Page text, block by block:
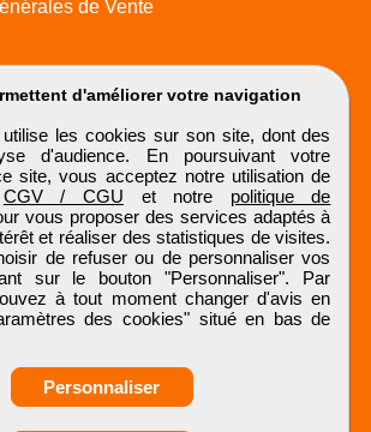
d'améliorer votre navigation
les cookies sur son site, dont des
d'audience. En poursuivant votre
site, vous acceptez notre utilisation de
CGV / CGU et notre politique de
vous proposer des services adaptés à
et réaliser des statistiques de visites.
de refuser ou de personnaliser vos
sur le bouton "Personnaliser". Par
à tout moment changer d'avis en
des cookies" situé en bas de
Personnaliser
de Vente